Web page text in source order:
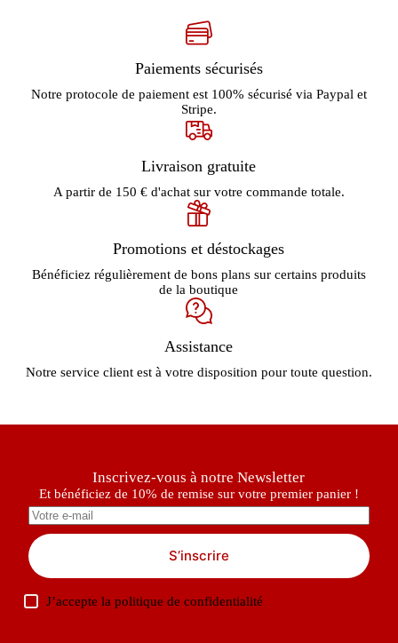
Paiements sécurisés
Notre protocole de paiement est 100% sécurisé via Paypal et
Stripe.
Livraison gratuite
A partir de 150 € d'achat sur votre commande totale.
Promotions et déstockages
Bénéficiez régulièrement de bons plans sur certains produits
de la boutique
Assistance
Notre service client est à votre disposition pour toute question.
Inscrivez-vous à notre Newsletter
Et bénéficiez de 10% de remise sur votre premier panier !
S’inscrire
J’accepte lapolitique de confidentialité